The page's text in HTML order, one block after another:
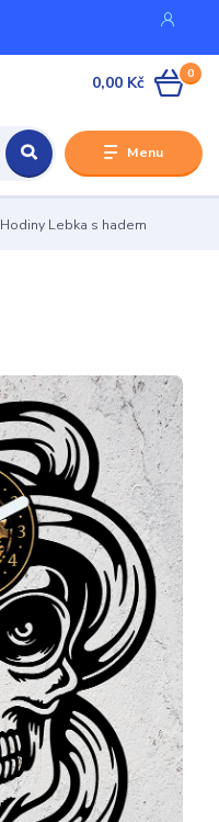
Menu
0
0,00 Kč
Hodiny Lebka s hadem